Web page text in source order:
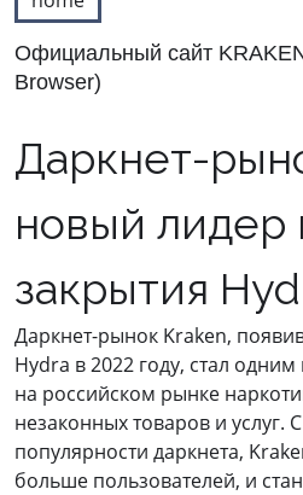
Официальный сайт
Browser)
Даркнет-
новый лидер
закрытия
Даркнет-рынок Kraken,
Hydra в 2022 году, стал
на российском рынке
незаконных товаров и услуг.
популярности даркнета,
больше пользователей, и